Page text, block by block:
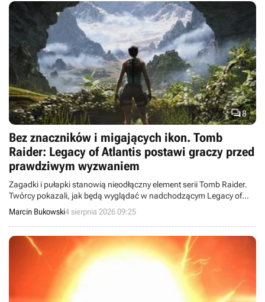
8
Bez znaczników i migających ikon. Tomb
Raider: Legacy of Atlantis postawi graczy przed
prawdziwym wyzwaniem
Zagadki i pułapki stanowią nieodłączny element serii Tomb Raider.
Twórcy pokazali, jak będą wyglądać w nadchodzącym Legacy of
Atlantis.
Marcin Bukowski4 sierpnia 2026 09:25